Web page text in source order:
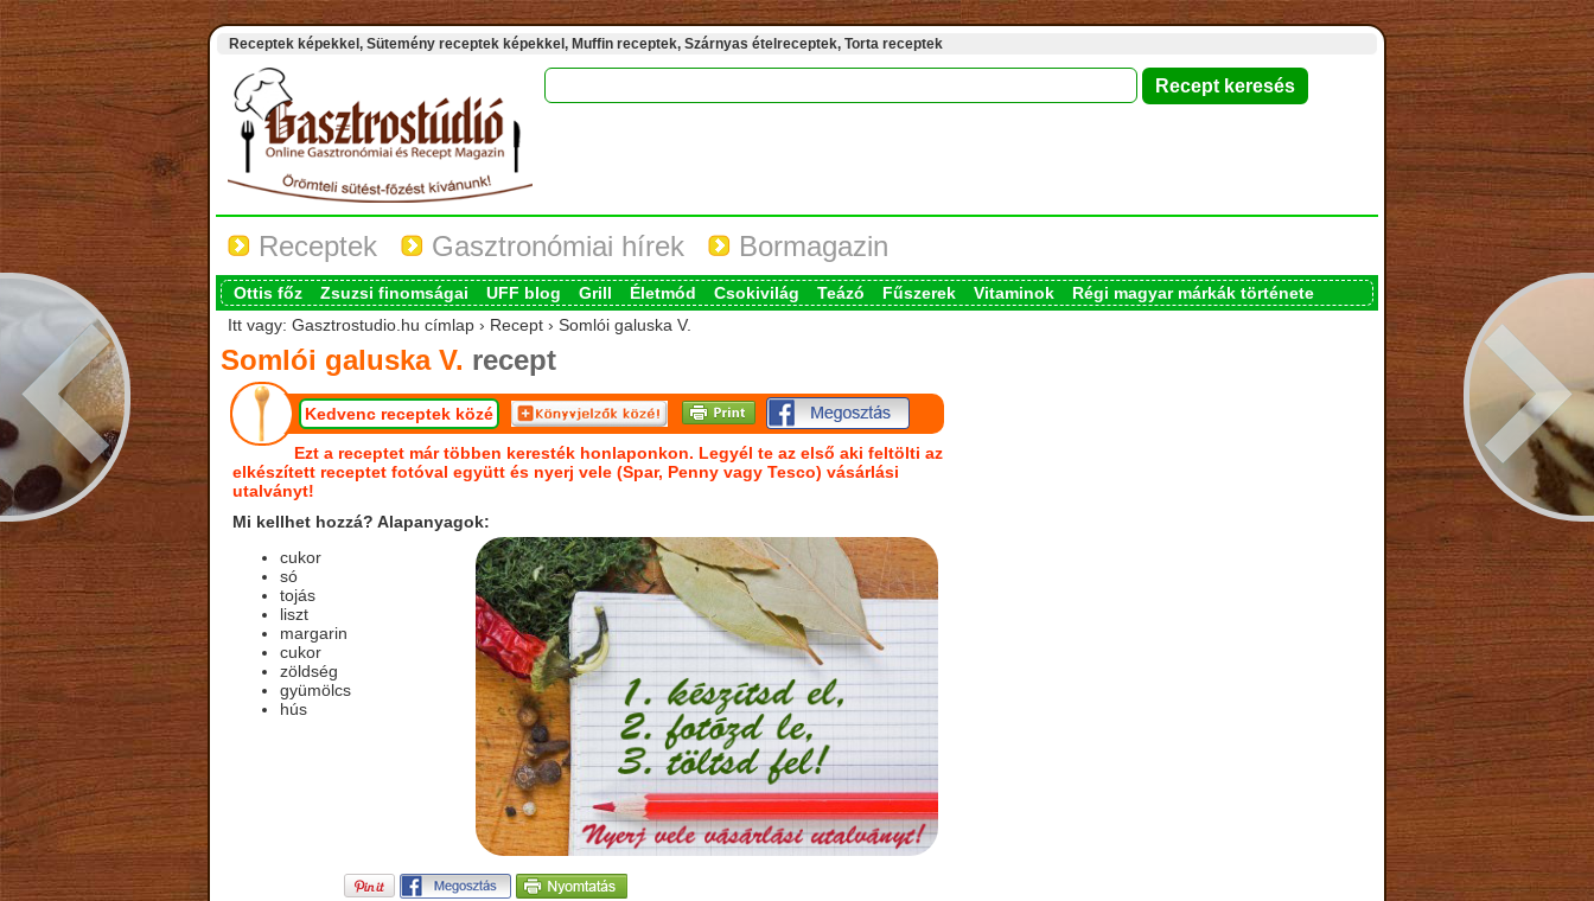
Receptek képekkel, Sütemény receptek képekkel, Muffin receptek, Szárnyas ételreceptek, Torta receptek
Receptek Gasztronómiai hírek Bormagazin
Ottis főz Zsuzsi finomságai UFF blog Grill Életmód Csokivilág Teázó Fűszerek Vitaminok
Régi magyar márkák története
Itt vagy: Gasztrostudio.hu címlap › Recept › Somlói galuska V.
Somlói galuska V. recept
Kedvenc receptek közé
Ezt a receptet már többen keresték honlaponkon. Legyél te az első aki feltölti az
elkészített receptet fotóval együtt és nyerj vele (Spar, Penny vagy Tesco) vásárlási
utalványt!
Mi kellhet hozzá? Alapanyagok:
cukor
só
tojás
liszt
margarin
cukor
zöldség
gyümölcs
hús